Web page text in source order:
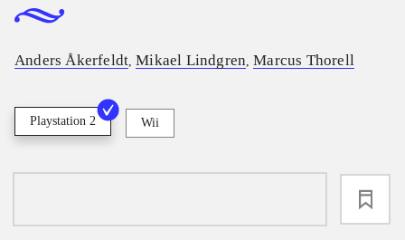
Anders Åkerfeldt ,Mikael Lindgren ,Marcus Thorell
Playstation 2 Wii